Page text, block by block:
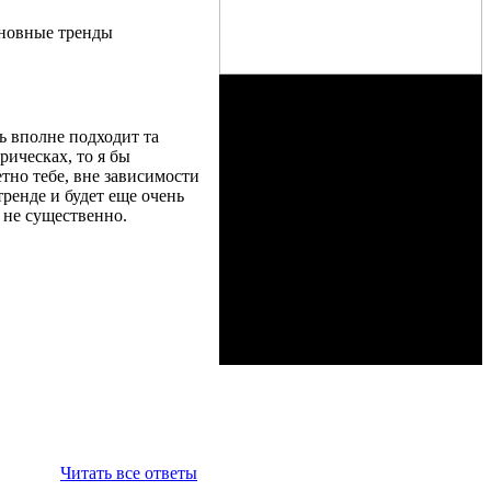
тренды
вполне подходит та
то я бы
тебе, вне зависимости
и будет еще очень
существенно.
Читать все ответы